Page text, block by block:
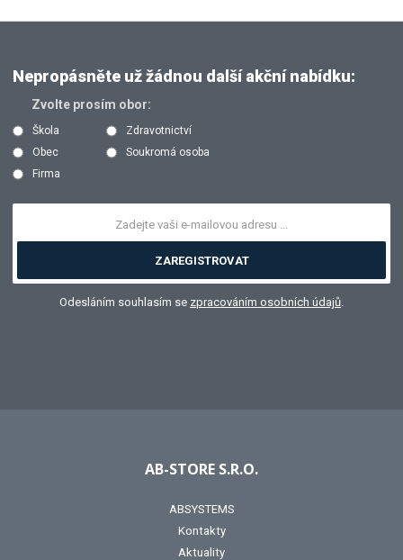
Nepropásněte už žádnou další akční nabídku:
Zvolte prosím obor:
Škola
Zdravotnictví
Obec
Soukromá osoba
Firma
ZAREGISTROVAT
Odesláním souhlasím se zpracováním osobních údajů
AB-STORE S.R.O.
ABSYSTEMS
Kontakty
Aktuality